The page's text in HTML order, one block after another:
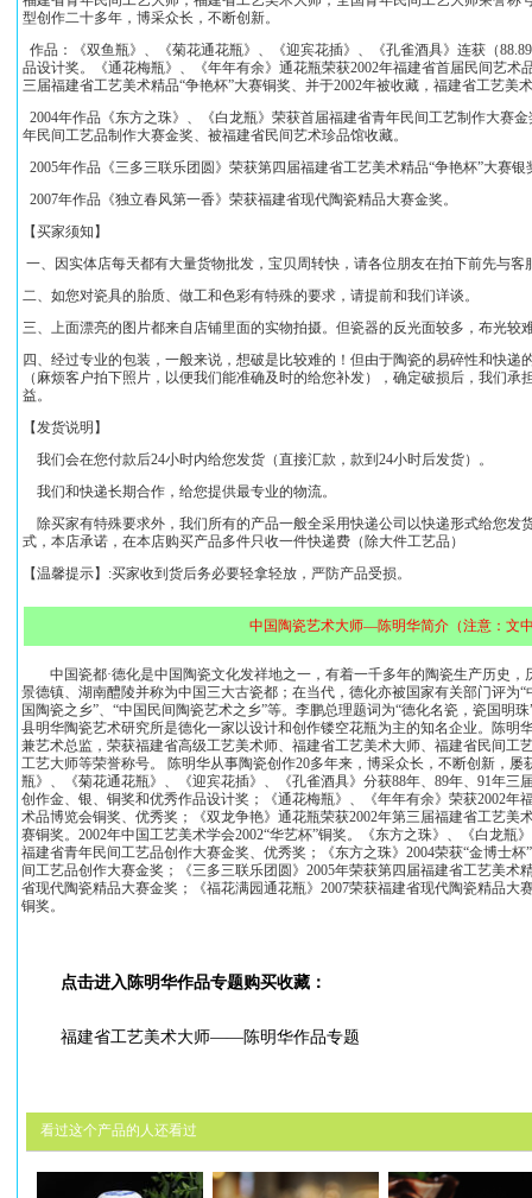
型创作二十多年，博采众长，不断创新。
作品：《双鱼瓶》、《菊花通花瓶》、《迎宾花插》、《孔雀酒具》连获（
品设计奖。《通花梅瓶》、《年年有余》通花瓶荣获2002年福建省首届民间艺术
三届福建省工艺美术精品“争艳杯”大赛铜奖、并于2002年被收藏，福建省工艺美
2004年作品《东方之珠》、《白龙瓶》荣获首届福建省青年民间工艺制作大赛
年民间工艺品制作大赛金奖、被福建省民间艺术珍品馆收藏。
2005年作品《三多三联乐团圆》荣获第四届福建省工艺美术精品“争艳杯”大赛银
2007年作品《独立春风第一香》荣获福建省现代陶瓷精品大赛金奖。
【买家须知】
一、因实体店每天都有大量货物批发，宝贝周转快，请各位朋友在拍下前先与
二、如您对瓷具的胎质、做工和色彩有特殊的要求，请提前和我们详谈。
三、上面漂亮的图片都来自店铺里面的实物拍摄。但瓷器的反光面较多，布光
四、经过专业的包装，一般来说，想破是比较难的！但由于陶瓷的易碎性和快
（麻烦客户拍下照片，以便我们能准确及时的给您补发），确定破损后，我们
益。
【发货说明】
我们会在您付款后24小时内给您发货（直接汇款，款到24小时后发货）。
我们和快递长期合作，给您提供最专业的物流。
除买家有特殊要求外，我们所有的产品一般全采用快递公司以快递形式给您发
式，本店承诺，在本店购买产品多件只收一件快递费（除大件工艺品）
【温馨提示】:买家收到货后务必要轻拿轻放，严防产品受损。
中国陶瓷艺术大师—陈明华简介（注意：文
中国瓷都·德化是中国陶瓷文化发祥地之一，有着一千多年的陶瓷生产历史，
景德镇、湖南醴陵并称为中国三大古瓷都；在当代，德化亦被国家有关部门评为“
国陶瓷之乡”、“中国民间陶瓷艺术之乡”等。李鹏总理题词为“德化名瓷，瓷国
县明华陶瓷艺术研究所是德化一家以设计和创作镂空花瓶为主的知名企业。陈明
兼艺术总监，荣获福建省高级工艺美术师、福建省工艺美术大师、福建省民间工
工艺大师等荣誉称号。 陈明华从事陶瓷创作20多年来，博采众长，不断创新，屡
瓶》、《菊花通花瓶》、《迎宾花插》、《孔雀酒具》分获88年、89年、91年三
创作金、银、铜奖和优秀作品设计奖；《通花梅瓶》、《年年有余》荣获2002年
术品博览会铜奖、优秀奖；《双龙争艳》通花瓶荣获2002年第三届福建省工艺美
赛铜奖。2002年中国工艺美术学会2002“华艺杯”铜奖。《东方之珠》、《白龙瓶
福建省青年民间工艺品创作大赛金奖、优秀奖；《东方之珠》2004荣获“金博士杯
间工艺品创作大赛金奖；《三多三联乐团圆》2005年荣获第四届福建省工艺美术
省现代陶瓷精品大赛金奖；《福花满园通花瓶》2007荣获福建省现代陶瓷精品大
铜奖。
点击进入陈明华作品专题购买收藏：
福建省工艺美术大师——陈明华作品专题
看过这个产品的人还看过